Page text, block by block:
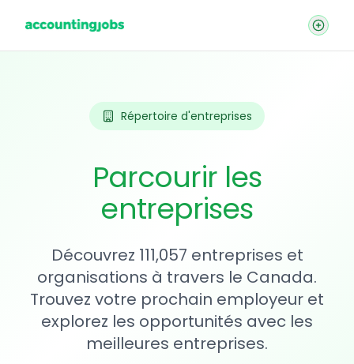
Répertoire d'entreprises
Parcourir les
entreprises
Découvrez 111,057 entreprises et
organisations à travers le Canada.
Trouvez votre prochain employeur et
explorez les opportunités avec les
meilleures entreprises.